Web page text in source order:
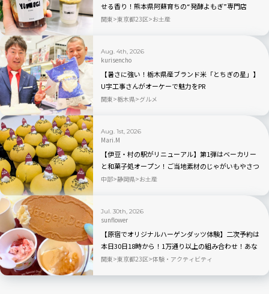
せる香り！熊本県阿蘇育ちの“発酵よもぎ”専門店
「BETWEEN by THE YOMOGI STAND」渋谷にオープ
関東 東京都23区 お土産
Aug. 4th, 2026
kurisencho
【暑さに強い！栃木県産ブランド米「とちぎの星」】
U字工事さんがオーケーで魅力をPR
関東 栃木県 グルメ
Aug. 1st, 2026
Mari.M
【伊豆・村の駅がリニューアル】第1弾はベーカリー
と和菓子処オープン！ご当地素材のじゃがいもやさつ
まいもを使ったパン・スイーツが新登場
中部 静岡県 お土産
Jul. 30th, 2026
sunflower
【原宿でオリジナルハーゲンダッツ体験】二次予約は
本日30日18時から！1万通り以上の組み合わせ！あな
ただけのアイスクリームが作れるポップアップイベン
関東 東京都23区 体験・アクティビティ